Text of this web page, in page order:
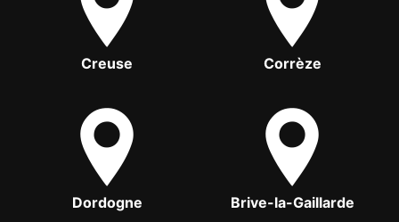
Creuse Corrèze
Dordogne Brive-la-Gaillarde